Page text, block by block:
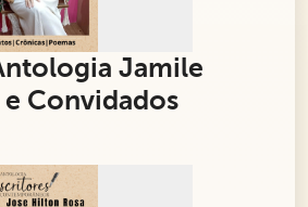
Jamile
e Convidados